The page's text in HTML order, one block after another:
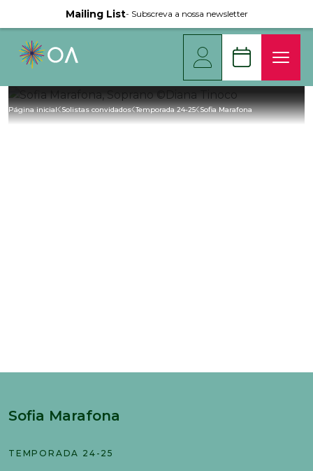
Mailing List- Subscreva a nossa newsletter
Página inicial Solistas convidados Temporada 24-25 Sofia Marafona
Sofia Marafona
TEMPORADA 24-25